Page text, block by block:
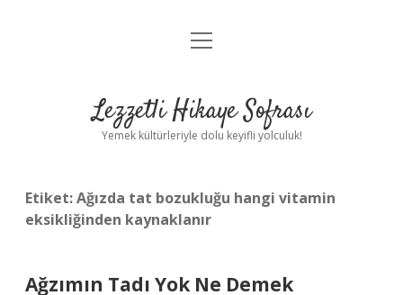
Anasayfa
Yasal Uyarı
menüyü
Lezzetli Hikaye Sofrası
Yemek kültürleriyle dolu keyifli yolculuk!
Etiket:Ağızda tat bozukluğu hangi vitamin
eksikliğinden kaynaklanır
Ağzımın Tadı Yok Ne Demek